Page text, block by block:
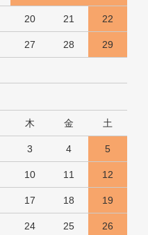
20 21 22
27 28 29
木 金 土
3 4 5
10 11 12
17 18 19
24 25 26